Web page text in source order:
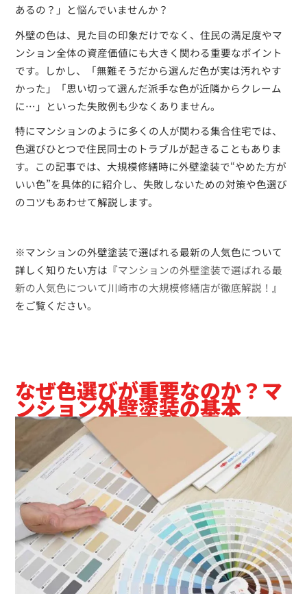
あるの？」と悩んでいませんか？
外壁の色は、見た目の印象だけでなく、住民の満足度やマ
ンション全体の資産価値にも大きく関わる重要なポイント
です。しかし、「無難そうだから選んだ色が実は汚れやす
かった」「思い切って選んだ派手な色が近隣からクレーム
に…」といった失敗例も少なくありません。
特にマンションのように多くの人が関わる集合住宅では、
色選びひとつで住民同士のトラブルが起きることもありま
す。この記事では、大規模修繕時に外壁塗装で“やめた方が
いい色”を具体的に紹介し、失敗しないための対策や色選び
のコツもあわせて解説します。
※マンションの外壁塗装で選ばれる最新の人気色について
詳しく知りたい方は『マンションの外壁塗装で選ばれる最
新の人気色について川崎市の大規模修繕店が徹底解説！』
をご覧ください。
なぜ色選びが重要なのか？マ
ンション外壁塗装の基本